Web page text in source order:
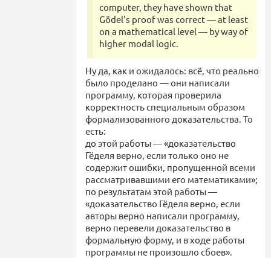
computer, they have shown that
Gödel's proof was correct — at least
on a mathematical level — by way of
higher modal logic.
Ну да, как и ожидалось: всё, что реально
было проделано — они написали
программу, которая проверила
корректность специальным образом
формализованного доказательства. То
есть:
до этой работы — «доказательство
Гёделя верно, если только оно не
содержит ошибки, пропущенной всеми
рассматривавшими его математиками»;
по результатам этой работы —
«доказательство Гёделя верно, если
авторы верно написали программу,
верно перевели доказательство в
формальную форму, и в ходе работы
программы не произошло сбоев».